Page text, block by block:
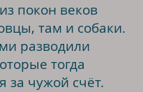
покон веков
там и собаки.
разводили
тогда
за чужой счёт.